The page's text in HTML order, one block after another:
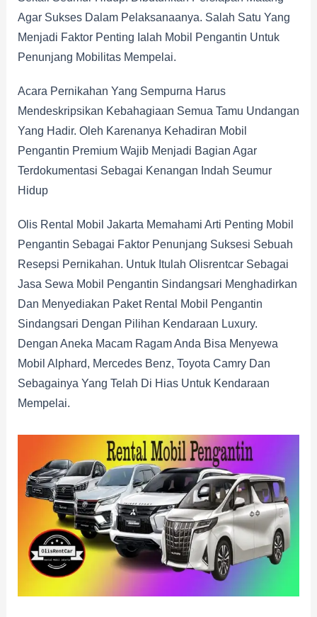
Agar Sukses Dalam Pelaksanaanya. Salah Satu Yang
Menjadi Faktor Penting Ialah Mobil Pengantin Untuk
Penunjang Mobilitas Mempelai.
Acara Pernikahan Yang Sempurna Harus
Mendeskripsikan Kebahagiaan Semua Tamu Undangan
Yang Hadir. Oleh Karenanya Kehadiran Mobil
Pengantin Premium Wajib Menjadi Bagian Agar
Terdokumentasi Sebagai Kenangan Indah Seumur
Hidup
Olis Rental Mobil Jakarta Memahami Arti Penting Mobil
Pengantin Sebagai Faktor Penunjang Suksesi Sebuah
Resepsi Pernikahan. Untuk Itulah Olisrentcar Sebagai
Jasa Sewa Mobil Pengantin Sindangsari Menghadirkan
Dan Menyediakan Paket Rental Mobil Pengantin
Sindangsari Dengan Pilihan Kendaraan Luxury.
Dengan Aneka Macam Ragam Anda Bisa Menyewa
Mobil Alphard, Mercedes Benz, Toyota Camry Dan
Sebagainya Yang Telah Di Hias Untuk Kendaraan
Mempelai.